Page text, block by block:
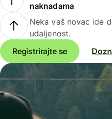
naknadama
Neka vaš novac ide
udaljenost.
Registrirajte se